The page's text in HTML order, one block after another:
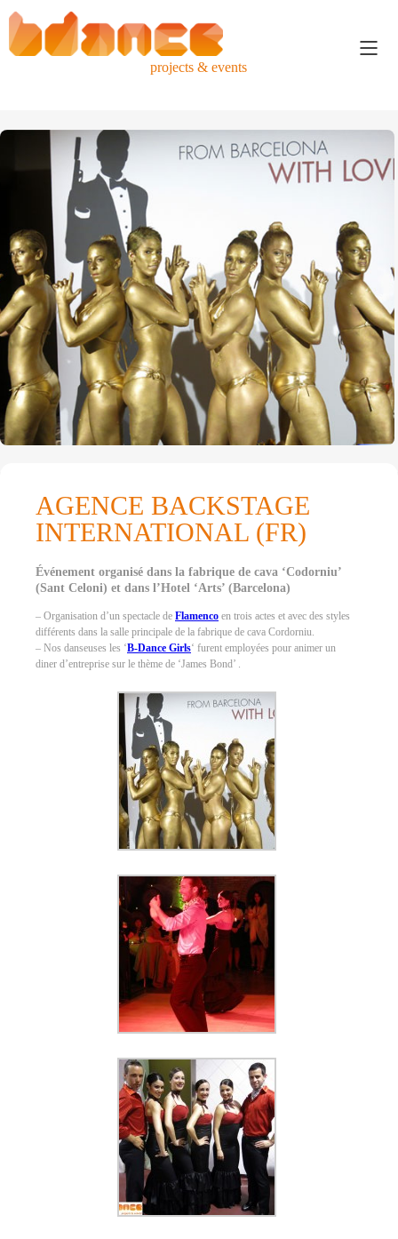
projects & events
AGENCE BACKSTAGE
INTERNATIONAL (FR)
Événement organisé dans la fabrique de cava ‘Codorniu’
(Sant Celoni) et dans l’Hotel ‘Arts’ (Barcelona)
– Organisation d’un spectacle de Flamenco en trois actes et avec des styles
différents dans la salle principale de la fabrique de cava Cordorniu.
– Nos danseuses les ‘B-Dance Girls‘ furent employées pour animer un
diner d’entreprise sur le thème de ‘James Bond’ .